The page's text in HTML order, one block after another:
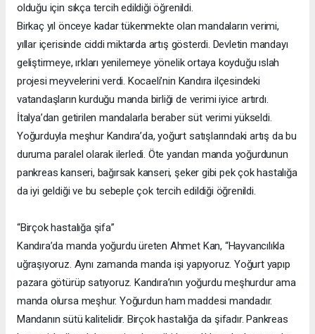
olduğu için sıkça tercih edildiği öğrenildi.
Birkaç yıl önceye kadar tükenmekte olan mandaların verimi,
yıllar içerisinde ciddi miktarda artış gösterdi. Devletin mandayı
geliştirmeye, ırkları yenilemeye yönelik ortaya koyduğu ıslah
projesi meyvelerini verdi. Kocaeli’nin Kandıra ilçesindeki
vatandaşların kurduğu manda birliği de verimi iyice artırdı.
İtalya’dan getirilen mandalarla beraber süt verimi yükseldi.
Yoğurduyla meşhur Kandıra’da, yoğurt satışlarındaki artış da bu
duruma paralel olarak ilerledi. Öte yandan manda yoğurdunun
pankreas kanseri, bağırsak kanseri, şeker gibi pek çok hastalığa
da iyi geldiği ve bu sebeple çok tercih edildiği öğrenildi.
“Birçok hastalığa şifa”
Kandıra’da manda yoğurdu üreten Ahmet Kan, “Hayvancılıkla
uğraşıyoruz. Aynı zamanda manda işi yapıyoruz. Yoğurt yapıp
pazara götürüp satıyoruz. Kandıra’nın yoğurdu meşhurdur ama
manda olursa meşhur. Yoğurdun ham maddesi mandadır.
Mandanın sütü kalitelidir. Birçok hastalığa da şifadır. Pankreas